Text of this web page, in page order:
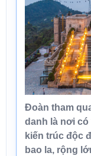
Đoàn tham
danh là nơi
kiến trúc độc
bao la, rộng